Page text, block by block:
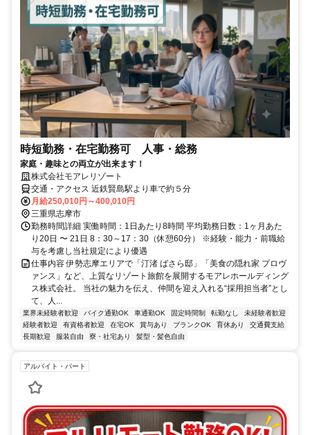
時短勤務・在宅勤務可 人事・総務
家庭・趣味との両立が出来ます！
株式会社モアレリゾート
交通・アクセス 近鉄賢島駅より車で約５分
月給250,010円～400,010円
三重県志摩市
勤務時間詳細 実働時間：1日あたり8時間 平均勤務日数：1ヶ月あた
り20日 〜 21日 8：30～17：30（休憩60分） ※経験・能力・前職給
与を考慮し当社規定により優遇
仕事内容 伊勢志摩エリアで「汀渚 ばさら邸」「美食の隠れ家 プロヴ
ァンス」など、上質なリゾート旅館を展開するモアレホールディング
ス株式会社。 当社の魅力を伝え、仲間を迎え入れる“採用担当者”とし
て、人...
業界未経験者歓迎 バイク通勤OK 車通勤OK 固定時間制 転勤なし
未経験者歓迎
経験者歓迎
有資格者歓迎 在宅OK 賞与あり ブランクOK 育休あり
交通費支給
長期歓迎
服装自由 寮・社宅あり 髪型・髪色自由
アルバイト・パート